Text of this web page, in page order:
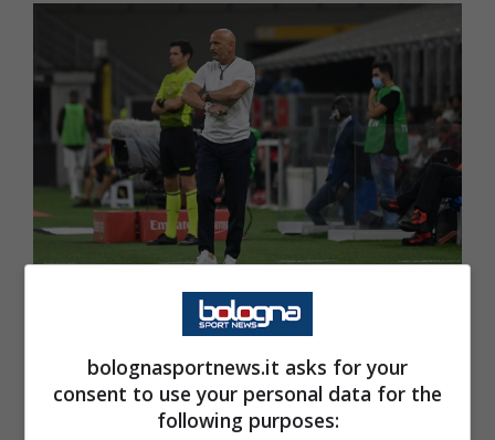
Non è il numero dei contagiati per
coronavirus a spaventare in casa
Bologna bensì quello degli infortunati che
bolognasportnews.it asks for your
consent to use your personal data for the
following purposes: